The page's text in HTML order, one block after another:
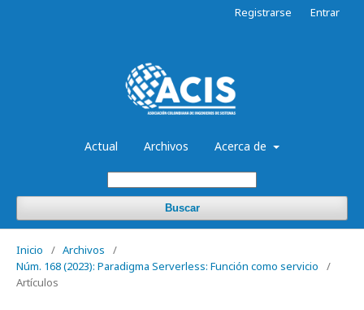
Actual Archivos Acerca de
Buscar
Registrarse Entrar
Inicio / Archivos
/
Núm. 168 (2023): Paradigma Serverless: Función como servicio
/
Artículos